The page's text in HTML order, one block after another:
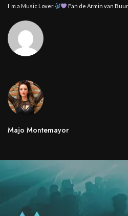
I’ m a Music Lover. Fan de Armin van
Majo Montemayor